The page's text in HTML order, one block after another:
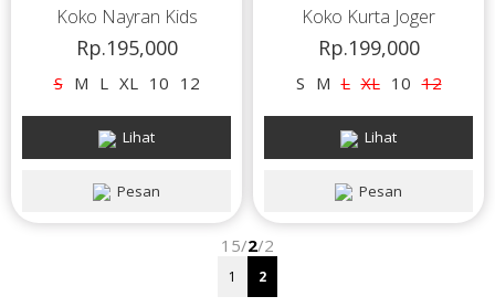
Koko Nayran Kids
Rp.195,000
S M L XL 10 12
Pesan
Lihat
Koko Kurta Joger
Rp.199,000
S M L XL 10 12
Pesan
Lihat
15/2/2
1 2